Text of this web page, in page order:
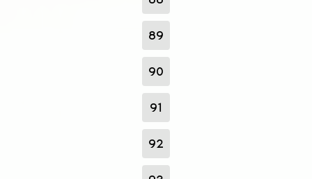
89
90
91
92